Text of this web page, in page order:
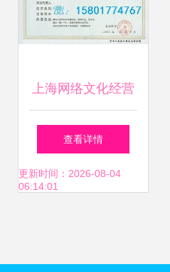
上海网络文化经营
许可证办理条件与
流程解析
查看详情
更新时间：2026-08-04
06:14:01